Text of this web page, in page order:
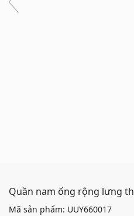
Quần nam ống rộng lưng
Mã sản phẩm: UUY660017